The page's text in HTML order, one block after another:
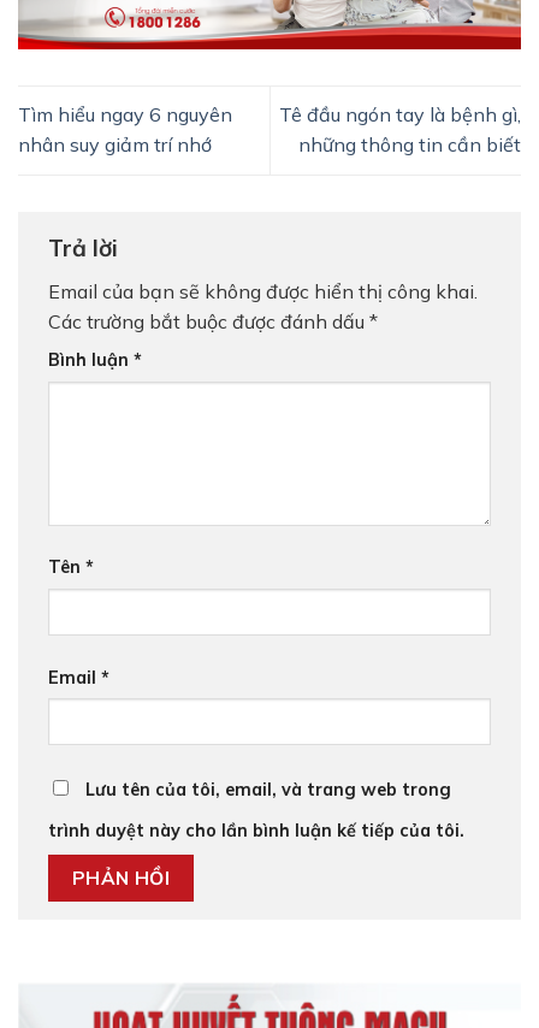
Tìm hiểu ngay 6 nguyên
nhân suy giảm trí nhớ
Tê đầu ngón tay là bệnh gì,
những thông tin cần biết
Trả lời
Email của bạn sẽ không được hiển thị công khai.
Các trường bắt buộc được đánh dấu *
Bình luận *
Tên *
Email *
Lưu tên của tôi, email, và trang web trong
trình duyệt này cho lần bình luận kế tiếp của tôi.